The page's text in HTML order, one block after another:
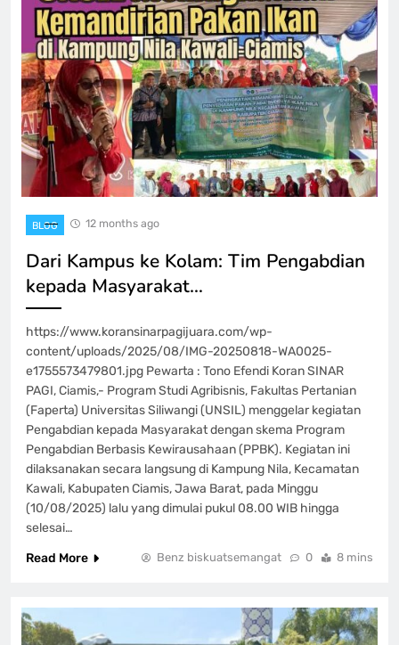
BLOG 12 months ago
Dari Kampus ke Kolam: Tim Pengabdian
kepada Masyarakat…
https://www.koransinarpagijuara.com/wp-
content/uploads/2025/08/IMG-20250818-WA0025-
e1755573479801.jpg Pewarta : Tono Efendi Koran SINAR
PAGI, Ciamis,- Program Studi Agribisnis, Fakultas Pertanian
(Faperta) Universitas Siliwangi (UNSIL) menggelar kegiatan
Pengabdian kepada Masyarakat dengan skema Program
Pengabdian Berbasis Kewirausahaan (PPBK). Kegiatan ini
dilaksanakan secara langsung di Kampung Nila, Kecamatan
Kawali, Kabupaten Ciamis, Jawa Barat, pada Minggu
(10/08/2025) lalu yang dimulai pukul 08.00 WIB hingga
selesai…
Read More
Benz biskuatsemangat 0 8 mins